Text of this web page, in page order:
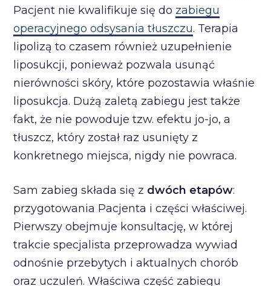
Pacjent nie kwalifikuje się do zabiegu
operacyjnego odsysania tłuszczu. Terapia
lipolizą to czasem również uzupełnienie
liposukcji, ponieważ pozwala usunąć
nierówności skóry, które pozostawia właśnie
liposukcja. Dużą zaletą zabiegu jest także
fakt, że nie powoduje tzw. efektu jo-jo, a
tłuszcz, który został raz usunięty z
konkretnego miejsca, nigdy nie powraca.
Sam zabieg składa się z dwóch etapów:
przygotowania Pacjenta i części właściwej.
Pierwszy obejmuje konsultację, w której
trakcie specjalista przeprowadza wywiad
odnośnie przebytych i aktualnych chorób
oraz uczuleń. Właściwa część zabiegu